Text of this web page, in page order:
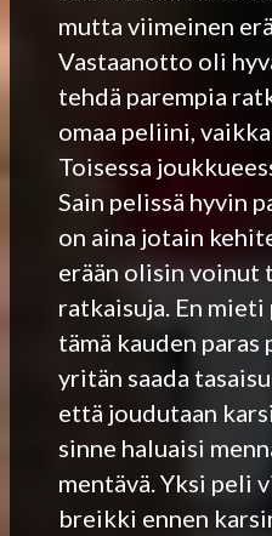
mutta viimeinen
Vastaanotto oli
tehdä parempia
omaa peliini,
Toisessa
Sain pelissä hyvin
on aina jotain
erään olisin voinut
ratkaisuja. En
tämä kauden paras
yritän saada
että joudutaan
sinne haluaisi
mentävä. Yksi peli
breikki ennen